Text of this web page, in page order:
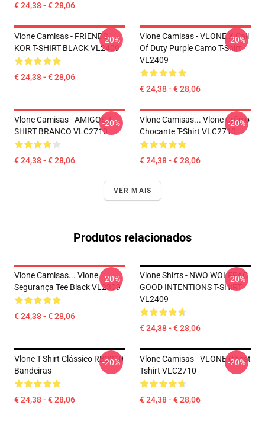
€ 24,38 - € 28,06
Vlone Camisas - FRIENDS
KOR T-SHIRT BLACK VL2409
€ 24,38 - € 28,06
-20%
Vlone Camisas - VLONE X Call
Of Duty Purple Camo T-Shirt
VL2409
€ 24,38 - € 28,06
-20%
Vlone Camisas - AMIGOS T-
SHIRT BRANCO VLC2710
€ 24,38 - € 28,06
-20%
Vlone Camisas... Vlone Crânio
Chocante T-Shirt VLC2710
€ 24,38 - € 28,06
-20%
VER MAIS
Produtos relacionados
Vlone Camisas... Vlone
Segurança Tee Black VL2309
€ 24,38 - € 28,06
-20%
Vlone Shirts - NWO WOLFPAC
GOOD INTENTIONS T-SHIRT
VL2409
€ 24,38 - € 28,06
-20%
Vlone T-Shirt Clássico RB2210
Bandeiras
€ 24,38 - € 28,06
-20%
Vlone Camisas - VLONE Ghost
Tshirt VLC2710
€ 24,38 - € 28,06
-20%